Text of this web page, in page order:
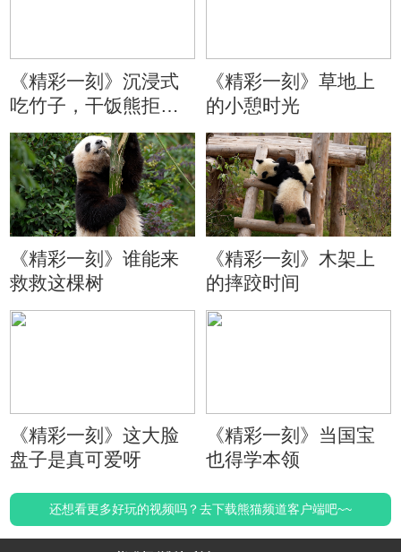
《精彩一刻》沉浸式
吃竹子，干饭熊拒绝
分心
《精彩一刻》草地上
的小憩时光
《精彩一刻》谁能来
救救这棵树
《精彩一刻》木架上
的摔跤时间
《精彩一刻》这大脸
盘子是真可爱呀
《精彩一刻》当国宝
也得学本领
还想看更多好玩的视频吗？去下载熊猫频道客户端吧~~